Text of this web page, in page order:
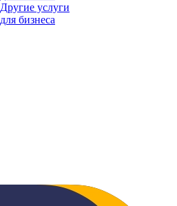
Другие услуги
для бизнеса